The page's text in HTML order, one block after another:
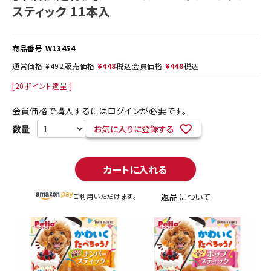
スティック 11本入
商品番号 W13454
通常価格 ¥492販売価格 ¥448税込会員価格 ¥448税込
[20ポイント進呈 ]
会員価格で購入するにはログインが必要です。
お気に入りに登録する
カートに入れる
ご利用いただけます。 返品について